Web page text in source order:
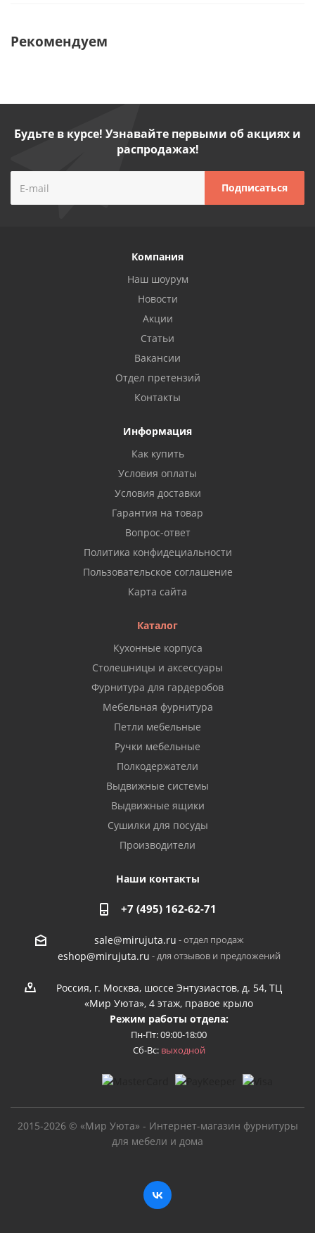
Рекомендуем
Будьте в курсе! Узнавайте первыми об акциях и
распродажах!
Компания
Наш шоурум
Новости
Акции
Статьи
Вакансии
Отдел претензий
Контакты
Информация
Как купить
Условия оплаты
Условия доставки
Гарантия на товар
Вопрос-ответ
Политика конфидециальности
Пользовательское соглашение
Карта сайта
Каталог
Кухонные корпуса
Столешницы и аксессуары
Фурнитура для гардеробов
Мебельная фурнитура
Петли мебельные
Ручки мебельные
Полкодержатели
Выдвижные системы
Выдвижные ящики
Сушилки для посуды
Производители
Наши контакты
+7 (495) 162-62-71
sale@mirujuta.ru - отдел продаж
eshop@mirujuta.ru - для отзывов и предложений
Россия, г. Москва, шоссе Энтузиастов, д. 54, ТЦ
«Мир Уюта», 4 этаж, правое крыло
Режим работы отдела:
Пн-Пт: 09:00-18:00
Сб-Вс: выходной
2015-2026 © «Мир Уюта» - Интернет-магазин фурнитуры
для мебели и дома